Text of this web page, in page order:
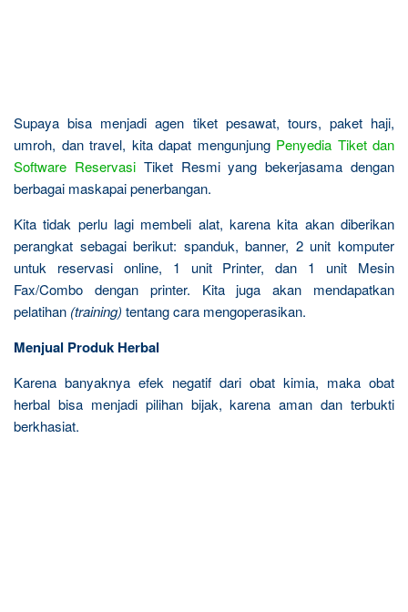
Supaya bisa menjadi agen tiket pesawat, tours, paket haji,
umroh, dan travel, kita dapat mengunjung Penyedia Tiket dan
Software ReservasiTiket Resmi yang bekerjasama dengan
berbagai maskapai penerbangan.
Kita tidak perlu lagi membeli alat, karena kita akan diberikan
perangkat sebagai berikut: spanduk, banner, 2 unit komputer
untuk reservasi online, 1 unit Printer, dan 1 unit Mesin
Fax/Combo dengan printer. Kita juga akan mendapatkan
pelatihan (training) tentang cara mengoperasikan.
Menjual Produk Herbal
Karena banyaknya efek negatif dari obat kimia, maka obat
herbal bisa menjadi pilihan bijak, karena aman dan terbukti
berkhasiat.